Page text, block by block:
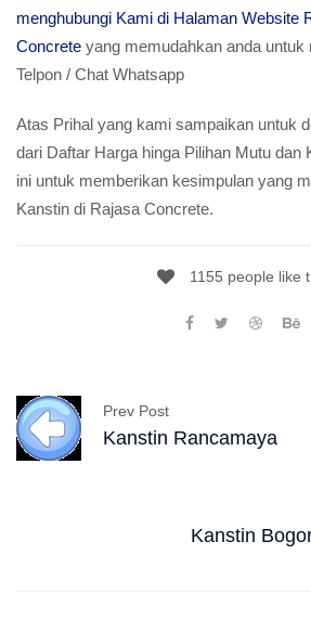
menghubungi Kami di Halaman Website
Concrete yang memudahkan anda untuk
Telpon / Chat Whatsapp
Atas Prihal yang kami sampaikan untuk
dari Daftar Harga hinga Pilihan Mutu dan
ini untuk memberikan kesimpulan yang
Kanstin di Rajasa Concrete.
1155 people like
Prev Post
Kanstin Rancamaya
Kanstin